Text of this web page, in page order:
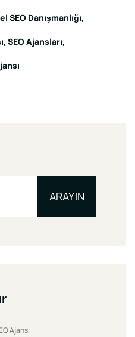
SEO Danışmanlığı
SEO Ajansları
ARAYIN
Ajansı